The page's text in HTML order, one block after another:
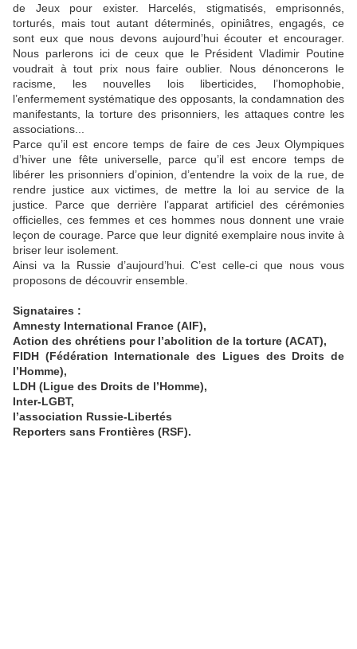
de Jeux pour exister. Harcelés, stigmatisés, emprisonnés,
torturés, mais tout autant déterminés, opiniâtres, engagés, ce
sont eux que nous devons aujourd’hui écouter et encourager.
Nous parlerons ici de ceux que le Président Vladimir Poutine
voudrait à tout prix nous faire oublier. Nous dénoncerons le
racisme, les nouvelles lois liberticides, l’homophobie,
l’enfermement systématique des opposants, la condamnation des
manifestants, la torture des prisonniers, les attaques contre les
associations...
Parce qu’il est encore temps de faire de ces Jeux Olympiques
d’hiver une fête universelle, parce qu’il est encore temps de
libérer les prisonniers d’opinion, d’entendre la voix de la rue, de
rendre justice aux victimes, de mettre la loi au service de la
justice. Parce que derrière l’apparat artificiel des cérémonies
officielles, ces femmes et ces hommes nous donnent une vraie
leçon de courage. Parce que leur dignité exemplaire nous invite à
briser leur isolement.
Ainsi va la Russie d’aujourd’hui. C’est celle-ci que nous vous
proposons de découvrir ensemble.
Signataires :
Amnesty International France (AIF),
Action des chrétiens pour l’abolition de la torture (ACAT),
FIDH (Fédération Internationale des Ligues des Droits de
l’Homme),
LDH (Ligue des Droits de l’Homme),
Inter-LGBT,
l’association Russie-Libertés
Reporters sans Frontières (RSF).